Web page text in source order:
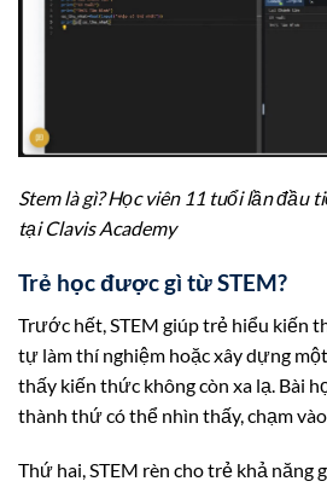
Stem là gì? Học viên 11 tuổi lần đầu
tại Clavis Academy
Trẻ học được gì từ STEM?
Trước hết, STEM giúp trẻ hiểu kiến
tự làm thí nghiệm hoặc xây dựng
thấy kiến thức không còn xa lạ. Bài
thành thứ có thể nhìn thấy, chạm
Thứ hai, STEM rèn cho trẻ khả năng